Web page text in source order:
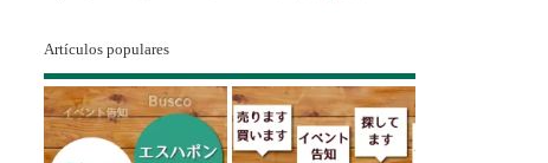
Artículos populares